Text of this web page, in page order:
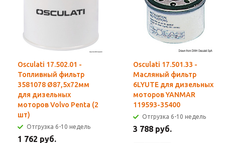
Osculati 17.502.01 -
Топливный фильтр
3581078 Ø87,5x72мм
для дизельных
моторов Volvo Penta (2
шт)
Отгрузка 6-10 недель
1 762 руб.
Osculati 17.501.33 -
Масляный фильтр
6LYUTE для дизельных
моторов YANMAR
119593-35400
Отгрузка 6-10 недель
3 788 руб.